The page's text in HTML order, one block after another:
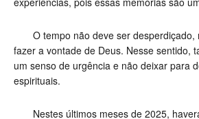
O tempo não deve ser desperdiçado,
fazer a vontade de Deus. Nesse sentido,
um senso de urgência e não deixar para
espirituais.
Nestes últimos meses de 2025,